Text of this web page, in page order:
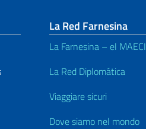
La Red Farnesina
La Farnesina – el MAECI
La Red Diplomática
Viaggiare sicuri
Dove siamo nel mondo